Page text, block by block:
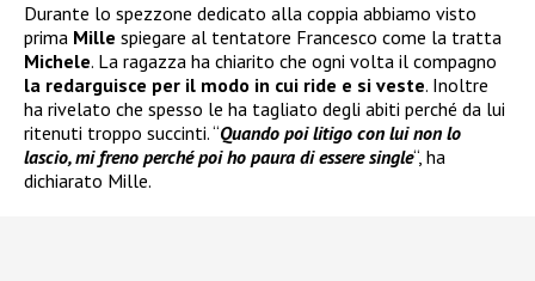
Durante lo spezzone dedicato alla coppia abbiamo visto
prima Mille spiegare al tentatore Francesco come la tratta
Michele. La ragazza ha chiarito che ogni volta il compagno
la redarguisce per il modo in cui ride e si veste. Inoltre
ha rivelato che spesso le ha tagliato degli abiti perché da lui
ritenuti troppo succinti. “Quando poi litigo con lui non lo
lascio, mi freno perché poi ho paura di essere single“, ha
dichiarato Mille.